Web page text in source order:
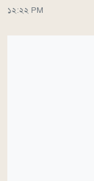
১২:২২ PM